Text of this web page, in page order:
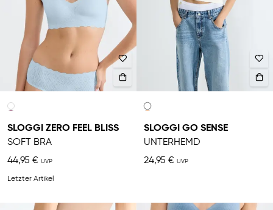
SLOGGI ZERO FEEL BLISS
SOFT BRA
44,95 €
Letzter Artikel
SLOGGI GO SENSE
UNTERHEMD
24,95 €